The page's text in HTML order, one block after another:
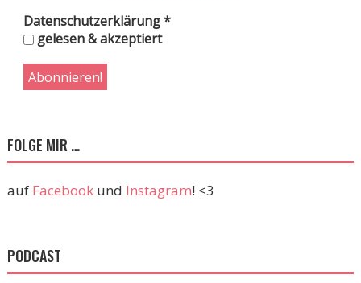
Datenschutzerklärung*
gelesen & akzeptiert
FOLGE MIR …
auf Facebookund Instagram! <3
PODCAST